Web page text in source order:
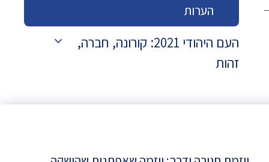
הערות
העם היהודי 2021: קורונה, חברה,
זהות